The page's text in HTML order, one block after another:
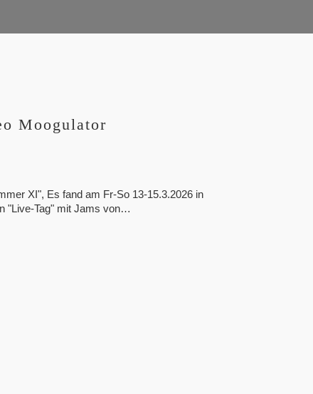
Moogulator
XI", Es fand am Fr-So 13-15.3.2026 in
"Live-Tag" mit Jams von…